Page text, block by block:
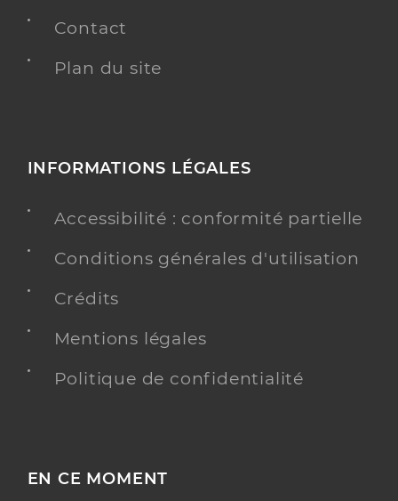
Contact
Plan du site
INFORMATIONS LÉGALES
Accessibilité : conformité partielle
Conditions générales d'utilisation
Crédits
Mentions légales
Politique de confidentialité
EN CE MOMENT